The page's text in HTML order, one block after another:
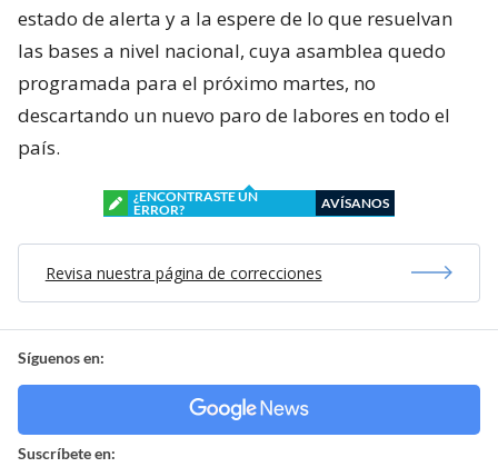
estado de alerta y a la espere de lo que resuelvan
las bases a nivel nacional, cuya asamblea quedo
programada para el próximo martes, no
descartando un nuevo paro de labores en todo el
país.
¿ENCONTRASTE UN
ERROR?
AVÍSANOS
Revisa nuestra página de correcciones
Síguenos en:
Suscríbete en: